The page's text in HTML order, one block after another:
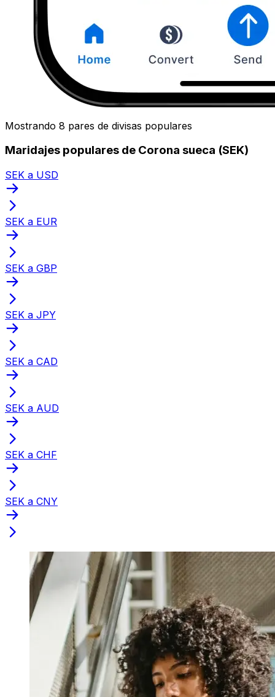
Mostrando 8 pares de divisas populares
Maridajes populares de Corona sueca (SEK)
SEK a USD
SEK a EUR
SEK a GBP
SEK a JPY
SEK a CAD
SEK a AUD
SEK a CHF
SEK a CNY